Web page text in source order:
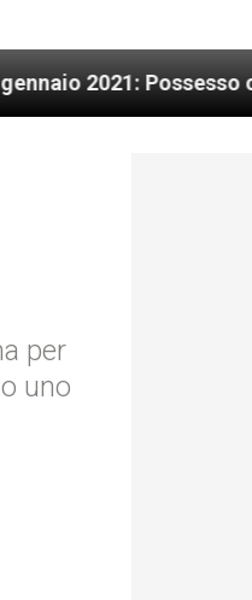
Possesso cardinalizio
per
uno